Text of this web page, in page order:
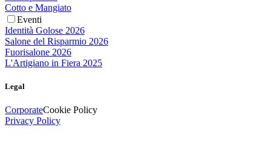
Cotto e Mangiato
Eventi
Identità Golose 2026
Salone del Risparmio 2026
Fuorisalone 2026
L'Artigiano in Fiera 2025
Legal
CorporateCookie Policy
Privacy Policy